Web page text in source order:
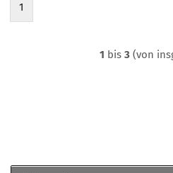
1
1 bis 3(von